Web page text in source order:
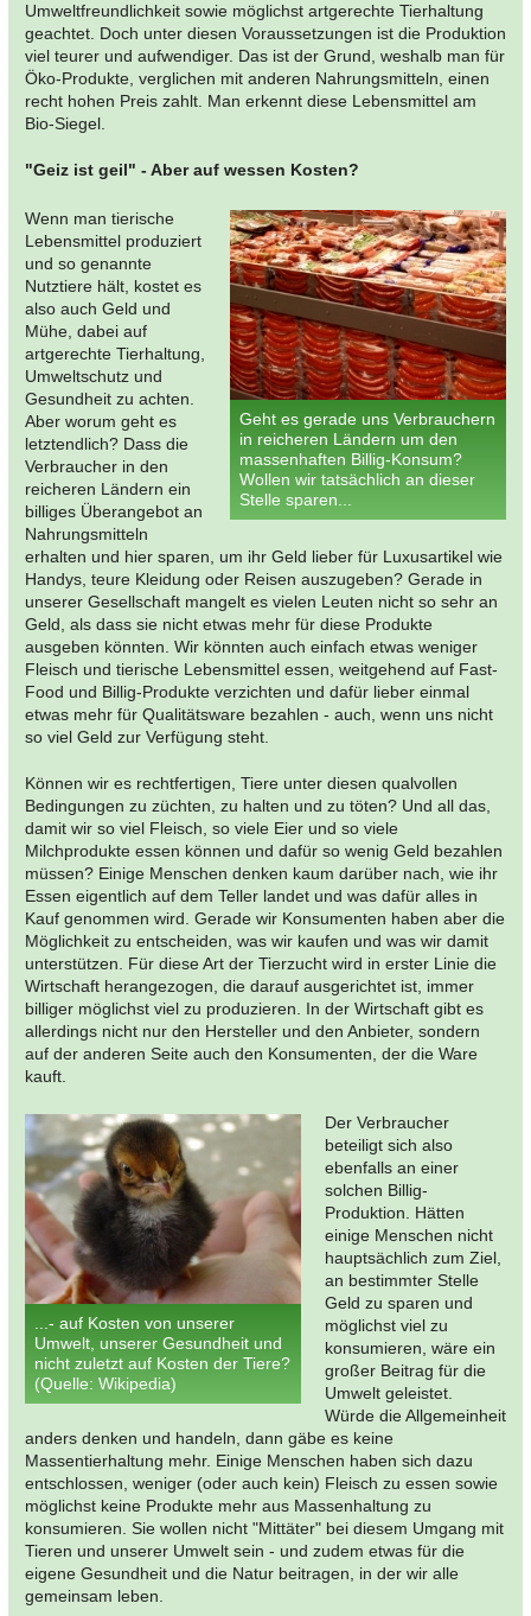
Umweltfreundlichkeit sowie möglichst artgerechte Tierhaltung
geachtet. Doch unter diesen Voraussetzungen ist die Produktion
viel teurer und aufwendiger. Das ist der Grund, weshalb man für
Öko-Produkte, verglichen mit anderen Nahrungsmitteln, einen
recht hohen Preis zahlt. Man erkennt diese Lebensmittel am
Bio-Siegel.
"Geiz ist geil" - Aber auf wessen Kosten?
Geht es gerade uns Verbrauchern
in reicheren Ländern um den
massenhaften Billig-Konsum?
Wollen wir tatsächlich an dieser
Stelle sparen...
Wenn man tierische
Lebensmittel produziert
und so genannte
Nutztiere hält, kostet es
also auch Geld und
Mühe, dabei auf
artgerechte Tierhaltung,
Umweltschutz und
Gesundheit zu achten.
Aber worum geht es
letztendlich? Dass die
Verbraucher in den
reicheren Ländern ein
billiges Überangebot an
Nahrungsmitteln
erhalten und hier sparen, um ihr Geld lieber für Luxusartikel wie
Handys, teure Kleidung oder Reisen auszugeben? Gerade in
unserer Gesellschaft mangelt es vielen Leuten nicht so sehr an
Geld, als dass sie nicht etwas mehr für diese Produkte
ausgeben könnten. Wir könnten auch einfach etwas weniger
Fleisch und tierische Lebensmittel essen, weitgehend auf Fast-
Food und Billig-Produkte verzichten und dafür lieber einmal
etwas mehr für Qualitätsware bezahlen - auch, wenn uns nicht
so viel Geld zur Verfügung steht.
Können wir es rechtfertigen, Tiere unter diesen qualvollen
Bedingungen zu züchten, zu halten und zu töten? Und all das,
damit wir so viel Fleisch, so viele Eier und so viele
Milchprodukte essen können und dafür so wenig Geld bezahlen
müssen? Einige Menschen denken kaum darüber nach, wie ihr
Essen eigentlich auf dem Teller landet und was dafür alles in
Kauf genommen wird. Gerade wir Konsumenten haben aber die
Möglichkeit zu entscheiden, was wir kaufen und was wir damit
unterstützen. Für diese Art der Tierzucht wird in erster Linie die
Wirtschaft herangezogen, die darauf ausgerichtet ist, immer
billiger möglichst viel zu produzieren. In der Wirtschaft gibt es
allerdings nicht nur den Hersteller und den Anbieter, sondern
auf der anderen Seite auch den Konsumenten, der die Ware
kauft.
...- auf Kosten von unserer
Umwelt, unserer Gesundheit und
nicht zuletzt auf Kosten der Tiere?
(Quelle: Wikipedia)
Der Verbraucher
beteiligt sich also
ebenfalls an einer
solchen Billig-
Produktion. Hätten
einige Menschen nicht
hauptsächlich zum Ziel,
an bestimmter Stelle
Geld zu sparen und
möglichst viel zu
konsumieren, wäre ein
großer Beitrag für die
Umwelt geleistet.
Würde die Allgemeinheit
anders denken und handeln, dann gäbe es keine
Massentierhaltung mehr. Einige Menschen haben sich dazu
entschlossen, weniger (oder auch kein) Fleisch zu essen sowie
möglichst keine Produkte mehr aus Massenhaltung zu
konsumieren. Sie wollen nicht "Mittäter" bei diesem Umgang mit
Tieren und unserer Umwelt sein - und zudem etwas für die
eigene Gesundheit und die Natur beitragen, in der wir alle
gemeinsam leben.